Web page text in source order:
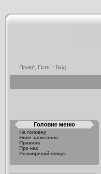
Привіт, Гість :: Вхід
Головне меню
На головну
Нове запитання
Правила
Про нас
Розширений пошук